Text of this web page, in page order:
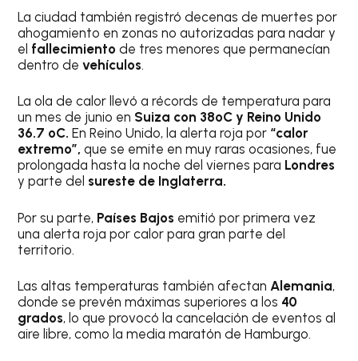
La ciudad también registró decenas de muertes por
ahogamiento en zonas no autorizadas para nadar y
el fallecimientode tres menores que permanecían
dentro devehículos.
La ola de calor llevó a récords de temperatura para
un mes de junio en Suiza con 38ºC y Reino Unido
36.7 ºC. En Reino Unido, la alerta roja por “calor
extremo”, que se emite en muy raras ocasiones, fue
prolongada hasta la noche del viernes para Londres
y parte del sureste de Inglaterra.
Por su parte, Países Bajos emitió por primera vez
una alerta roja por calor para gran parte del
territorio.
Las altas temperaturas también afectanAlemania,
donde se prevén máximas superiores a los 40
grados, lo que provocó la cancelación de eventos al
aire libre, como la media maratón de Hamburgo.